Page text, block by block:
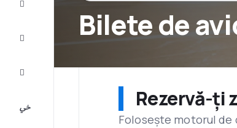
Bilete de
Rezervă-ți
Folosește motorul de